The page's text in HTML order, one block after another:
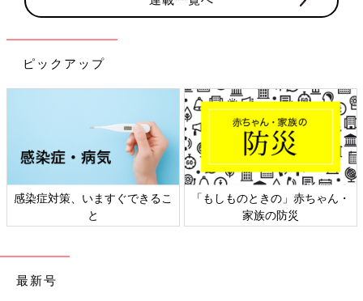
ピックアップ
感染症対策、いますぐできるこ
と
「もしものときの」赤ちゃん・
家族の防災
最新号